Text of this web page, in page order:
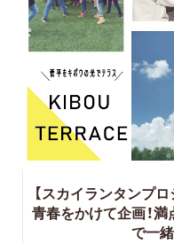
【スカイランタンプ
青春をかけて企画！
で一